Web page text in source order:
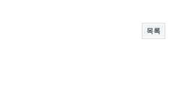
목록